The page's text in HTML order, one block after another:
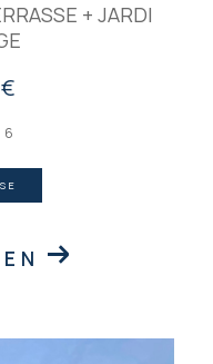
+ JARDI